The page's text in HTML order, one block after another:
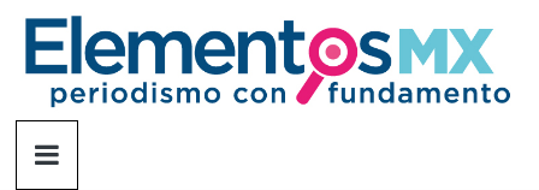
Saltar
contenido
Elementosmx